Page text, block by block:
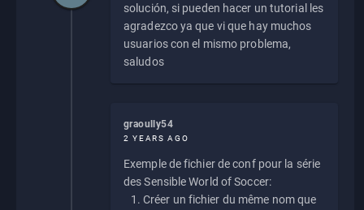
solución, si pueden hacer un tutorial les
agradezco ya que vi que hay muchos
usuarios con el mismo problema,
saludos
graoully54
2 YEARS AGO
Exemple de fichier de conf pour la série
des Sensible World of Soccer:
Créer un fichier du même nom que